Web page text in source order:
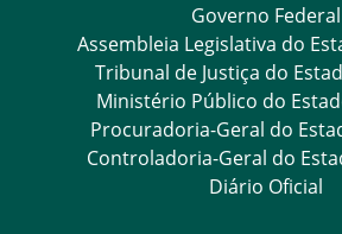
Governo Federal
Assembleia Legislativa do
Tribunal de Justiça do
Ministério Público do
Procuradoria-Geral do
Controladoria-Geral do
Diário Oficial